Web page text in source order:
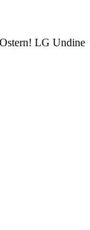
LG Undine